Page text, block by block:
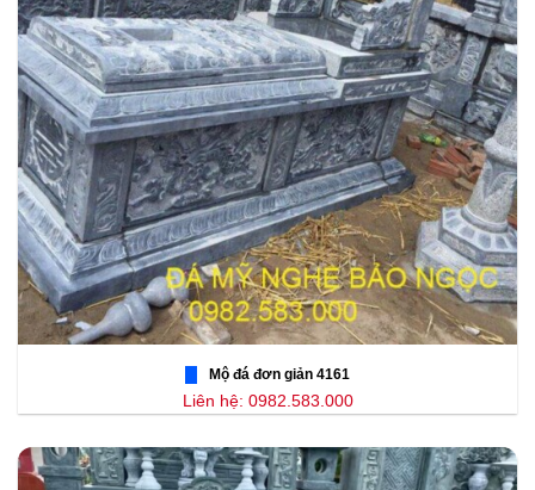
Mộ đá đơn giản 4161
Liên hệ: 0982.583.000